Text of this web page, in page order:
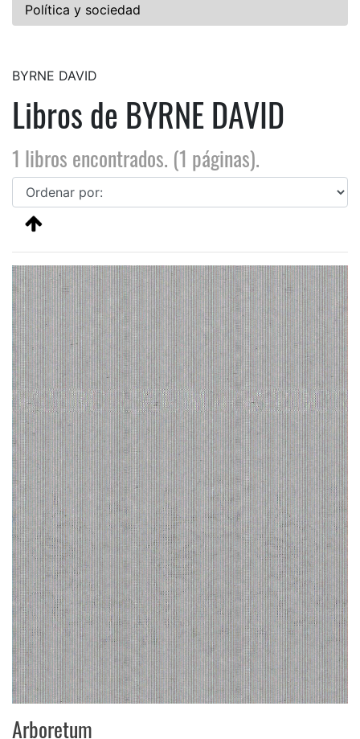
Política y sociedad
BYRNE DAVID
Libros de BYRNE DAVID
1 libros encontrados. (1 páginas).
Arboretum